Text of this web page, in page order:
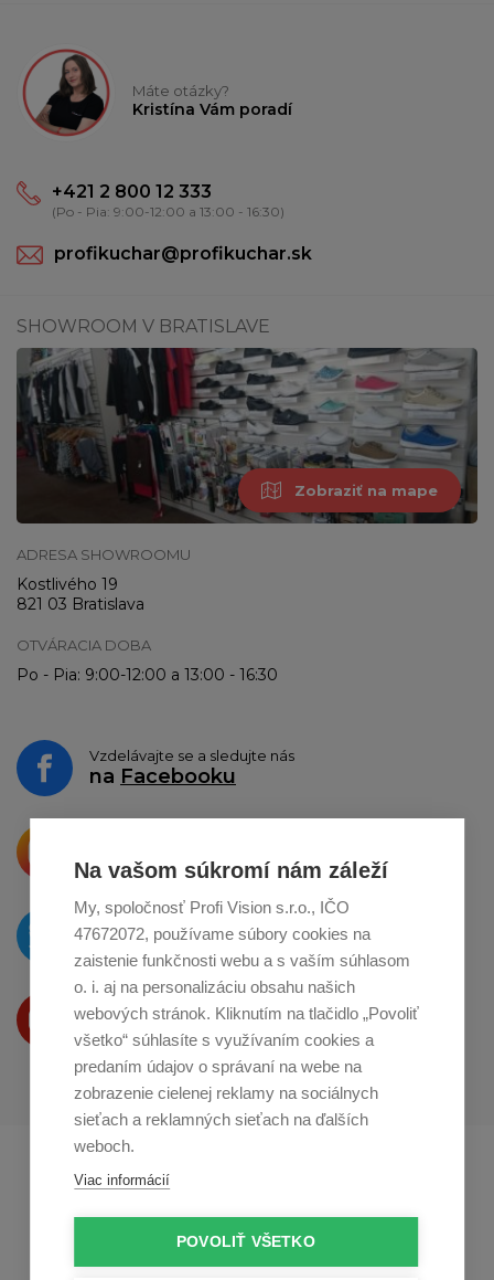
Máte otázky?
Kristína Vám poradí
+421 2 800 12 333
(Po - Pia: 9:00-12:00 a 13:00 - 16:30)
profikuchar@profikuchar.sk
SHOWROOM V BRATISLAVE
Zobraziť na mape
ADRESA SHOWROOMU
Kostlivého 19
821 03 Bratislava
OTVÁRACIA DOBA
Po - Pia: 9:00-12:00 a 13:00 - 16:30
Vzdelávajte se a sledujte nás
na Facebooku
o zdieľanie naInstagrame
O novinkách píšeme
naTwitteri
Produkty Vám predstavujeme
na Youtube
Profikuchař.cz
Na vašom súkromí nám záleží
My, spoločnosť Profi Vision s.r.o., IČO
47672072, používame súbory cookies na
zaistenie funkčnosti webu a s vaším súhlasom
o. i. aj na personalizáciu obsahu našich
webových stránok. Kliknutím na tlačidlo „Povoliť
všetko“ súhlasíte s využívaním cookies a
predaním údajov o správaní na webe na
zobrazenie cielenej reklamy na sociálnych
sieťach a reklamných sieťach na ďalších
weboch.
Viac informácií
POVOLIŤ VŠETKO